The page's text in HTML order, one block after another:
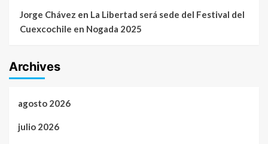
Jorge Chávez en La Libertad será sede del Festival del
Cuexcochile en Nogada 2025
Archives
agosto 2026
julio 2026